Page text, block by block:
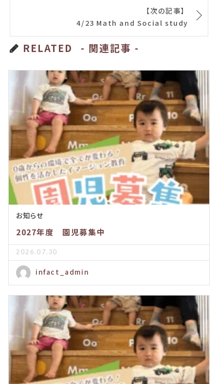
【次の記事】
4/23 Math and Social study
RELATED - 関連記事 -
お知らせ
2027年度 園児募集中
2026.07.30
infact_admin